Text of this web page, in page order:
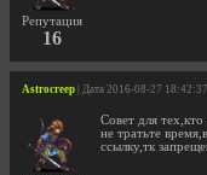
Репутация
16
Astrocreep | Дата 2016-08-27 18:42:37
Совет для тех,кто
не тратьте
ссылку,тк